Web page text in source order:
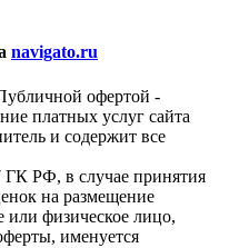
navigato.ru
офертой -
платных услуг сайта
и содержит все
ГК РФ, в случае принятия
на размещение
или физическое лицо,
именуется